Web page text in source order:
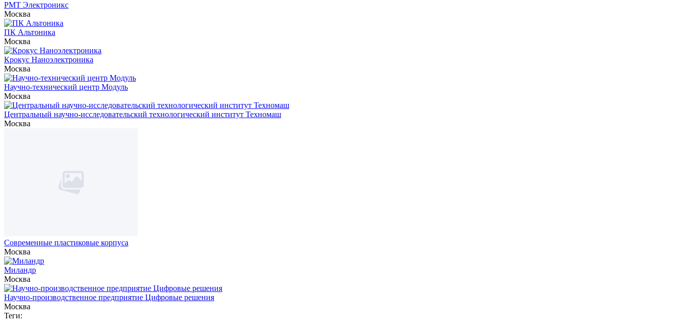
РМТ Электроникс
Москва
ПК Альтоника
Москва
Крокус Наноэлектроника
Москва
Научно-технический центр Модуль
Москва
Центральный научно-исследовательский технологический институт Техномаш
Москва
Современные пластиковые корпуса
Москва
Миландр
Москва
Научно-производственное предприятие Цифровые решения
Москва
Теги: